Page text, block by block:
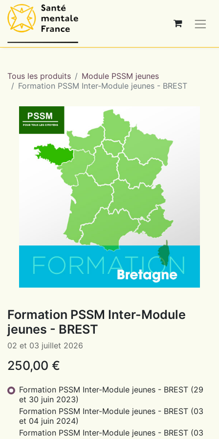
Tous les produits
Module PSSM jeunes
Formation PSSM Inter-Module jeunes - BREST
Formation PSSM Inter-Module
jeunes - BREST
02 et 03 juillet 2026
250,00 €
Formation PSSM Inter-Module jeunes - BREST (29
et 30 juin 2023)
Formation PSSM Inter-Module jeunes - BREST (03
et 04 juin 2024)
Formation PSSM Inter-Module jeunes - BREST (03